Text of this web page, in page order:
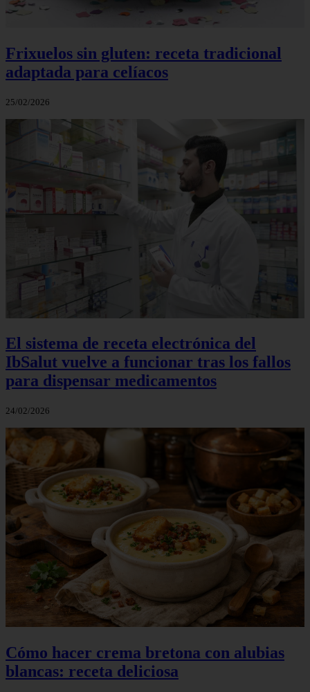
Frixuelos sin gluten: receta tradicional
adaptada para celíacos
25/02/2026
El sistema de receta electrónica del
IbSalut vuelve a funcionar tras los fallos
para dispensar medicamentos
24/02/2026
Cómo hacer crema bretona con alubias
blancas: receta deliciosa